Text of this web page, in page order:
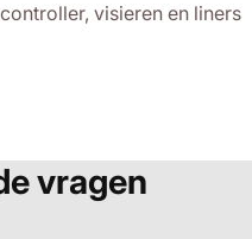
visieren en liners
vragen